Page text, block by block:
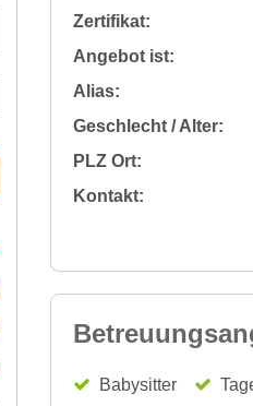
Zertifikat:
Angebot ist:
Alias:
Geschlecht / Alter:
PLZ Ort:
Kontakt:
Babysitter